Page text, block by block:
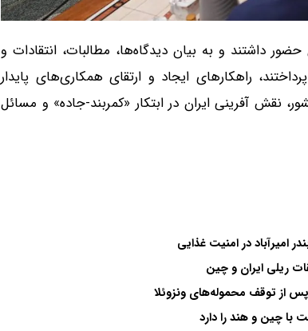
داشتند و به بیان دیدگاه‌ها، مطالبات، انتقادات و
راهکارهای ایجاد و ارتقای همکاری‌های پایدار
نقش آفرینی ایران در ابتکار «کمربند-جاده» و مسائل
امیرآباد در امنیت غذایی
ریلی ایران و چین
از توقف محموله‌های ونزوئلا
با چین و هند را دارد